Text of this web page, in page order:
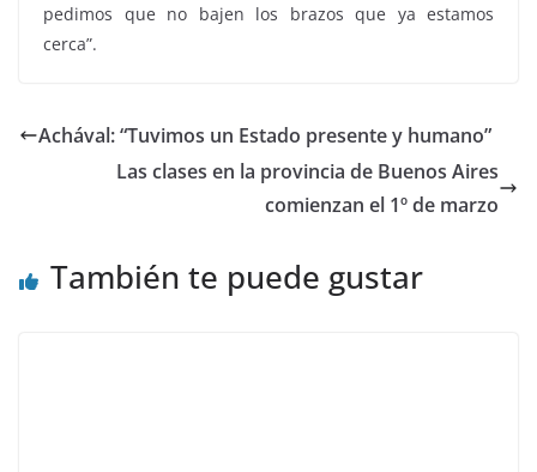
pedimos que no bajen los brazos que ya estamos
cerca”.
Achával: “Tuvimos un Estado presente y humano”
Las clases en la provincia de Buenos Aires
comienzan el 1º de marzo
También te puede gustar